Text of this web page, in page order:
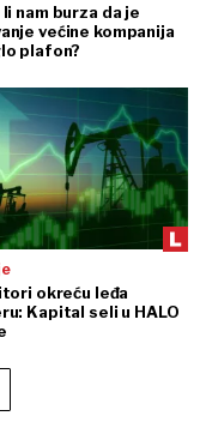
nam burza da je
većine kompanija
plafon?
okreću leđa
Kapital seli u HALO